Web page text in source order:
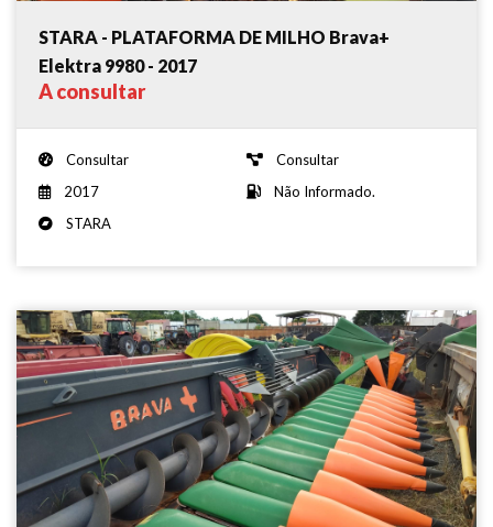
STARA - PLATAFORMA DE MILHO Brava+
Elektra 9980 - 2017
A consultar
Consultar
Consultar
2017
Não Informado.
STARA